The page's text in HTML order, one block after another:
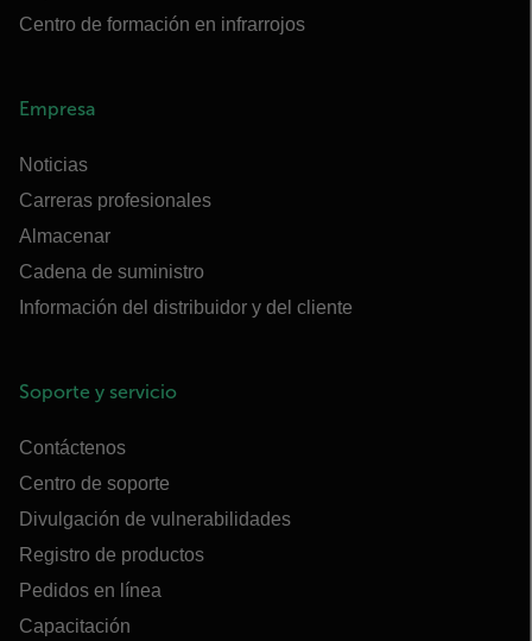
Centro de formación en infrarrojos
Empresa
Noticias
Carreras profesionales
Almacenar
Cadena de suministro
Información del distribuidor y del cliente
Soporte y servicio
Contáctenos
Centro de soporte
Divulgación de vulnerabilidades
Registro de productos
Pedidos en línea
Capacitación